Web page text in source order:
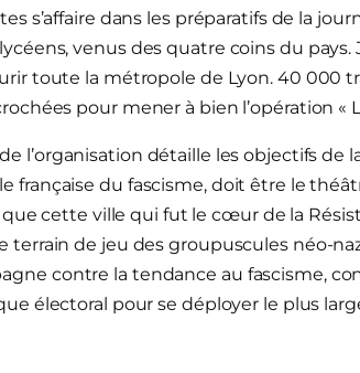
s’affaire dans les préparatifs de la
venus des quatre coins du pays.
toute la métropole de Lyon. 40 000
pour mener à bien l’opération «
l’organisation détaille les objectifs de
française du fascisme, doit être le
cette ville qui fut le cœur de la
terrain de jeu des groupuscules néo-
contre la tendance au fascisme,
électoral pour se déployer le plus